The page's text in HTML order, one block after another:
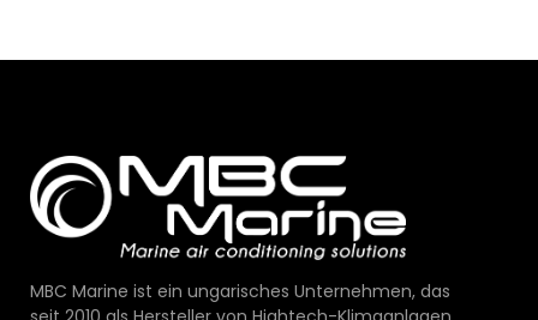
MBC Marine ist ein ungarisches Unternehmen, das